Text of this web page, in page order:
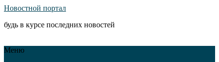
Новостной портал
будь в курсе последних новостей
Меню